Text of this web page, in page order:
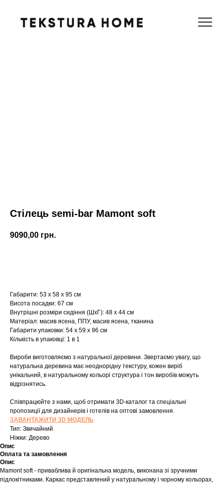
Стілець semi-bar Mamont soft
9090,00 грн.
Габарити: 53 х 58 х 95 см
Висота посадки: 67 см
Внутрішні розміри сидіння (ШхГ): 48 х 44 см
Матеріал: масив ясена, ППУ, масив ясена, тканина
Габарити упаковки: 54 х 59 х 96 см
Кількість в упаковці: 1 в 1
Вироби виготовляємо з натуральної деревини. Звертаємо увагу, що
натуральна деревина має неоднорідну текстуру, кожен виріб
унікальний, в натуральному кольорі структура і тон виробів можуть
відрізнятись.
Співпрацюйте з нами, щоб отримати 3D-каталог та спеціальні
пропозиції для дизайнерів і готелів на оптові замовлення.
ЗАВАНТАЖИТИ 3D МОДЕЛЬ
Тип: Звичайний
Ніжки: Дерево
Опис
Оплата та замовлення
Опис
Mamont soft - приваблива й оригінальна модель, виконана зі зручними
підлокітниками. Каркас представлений у натуральному і чорному кольорах,